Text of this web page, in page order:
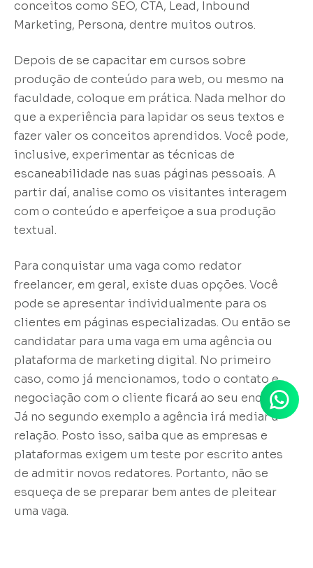
conceitos como SEO, CTA, Lead, Inbound
Marketing, Persona, dentre muitos outros.
Depois de se capacitar em cursos sobre
produção de conteúdo para web, ou mesmo na
faculdade, coloque em prática. Nada melhor do
que a experiência para lapidar os seus textos e
fazer valer os conceitos aprendidos. Você pode,
inclusive, experimentar as técnicas de
escaneabilidade nas suas páginas pessoais. A
partir daí, analise como os visitantes interagem
com o conteúdo e aperfeiçoe a sua produção
textual.
Para conquistar uma vaga como redator
freelancer, em geral, existe duas opções. Você
pode se apresentar individualmente para os
clientes em páginas especializadas. Ou então se
candidatar para uma vaga em uma agência ou
plataforma de marketing digital. No primeiro
caso, como já mencionamos, todo o contato e
negociação com o cliente ficará ao seu encargo.
Já no segundo exemplo a agência irá mediar a
relação. Posto isso, saiba que as empresas e
plataformas exigem um teste por escrito antes
de admitir novos redatores. Portanto, não se
esqueça de se preparar bem antes de pleitear
uma vaga.